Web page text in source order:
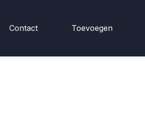
Contact Toevoegen